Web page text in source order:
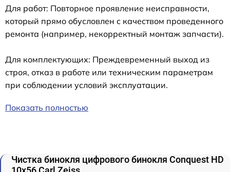
Для работ: Повторное проявление неисправности,
который прямо обусловлен с качеством проведенного
ремонта (например, некорректный монтаж запчасти).
Для комплектующих: Преждевременный выход из
строя, отказ в работе или техническим параметрам
при соблюдении условий эксплуатации.
Показать полностью
Чистка бинокля цифрового бинокля Conquest HD